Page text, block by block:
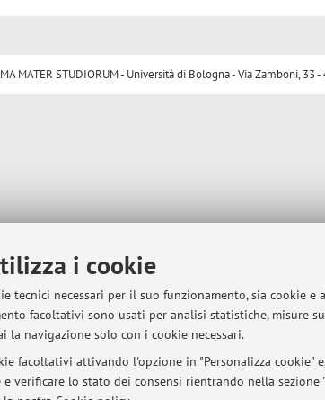
i cookie
tecnici necessari per il suo funzionamento, sia
facoltativi sono usati per analisi statistiche, misure
la navigazione solo con i cookie necessari.
facoltativi attivando l'opzione in "Personalizza
verificare lo stato dei consensi rientrando nella
MATER STUDIORUM - Università di Bologna - Via Zamboni,